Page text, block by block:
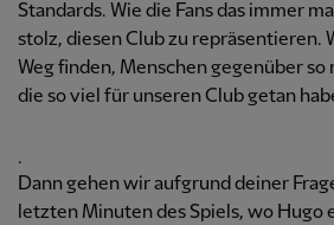
Standards. Wie die Fans das immer
stolz, diesen Club zu repräsentieren.
Weg finden, Menschen gegenüber so
die so viel für unseren Club getan
.
Dann gehen wir aufgrund deiner
letzten Minuten des Spiels, wo Hugo